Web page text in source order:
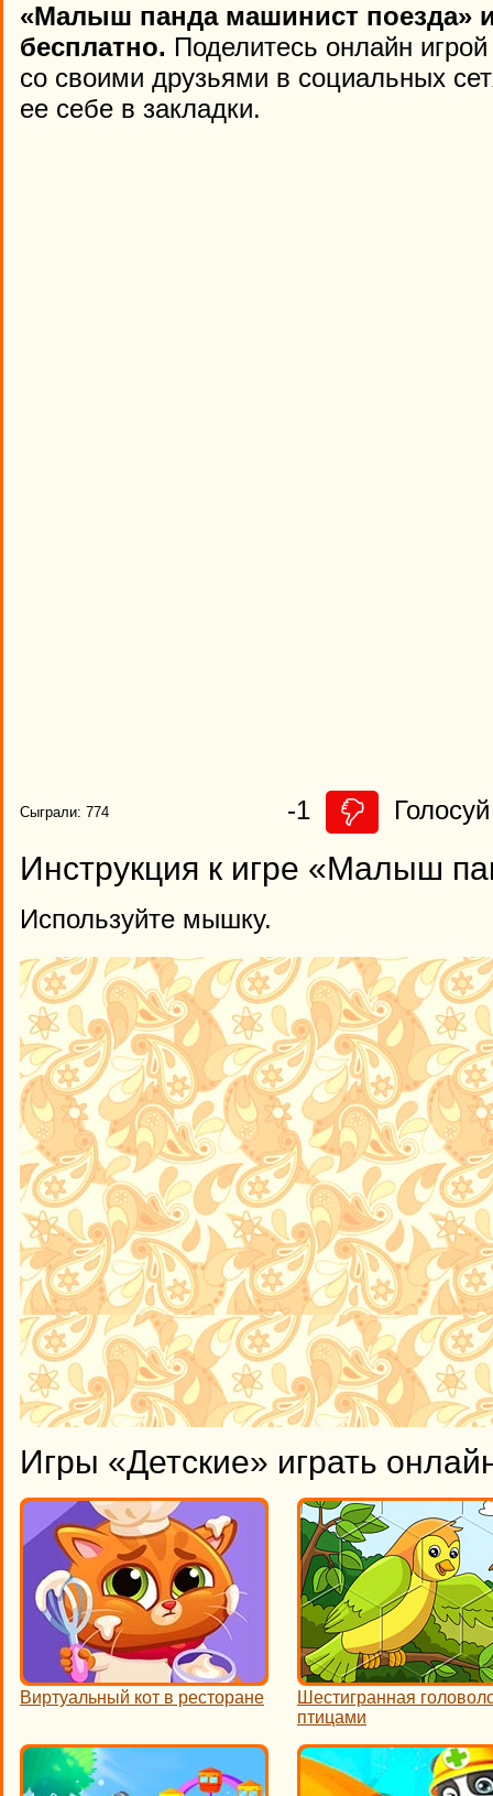
«Малыш панда машинист поезда»
бесплатно. Поделитесь онлайн
со своими друзьями в социальных
ее себе в закладки.
Сыграли: 774 -1
Инструкция к игре «Малыш
Используйте мышку.
Игры «Детские» играть
Виртуальный кот в ресторане
Шестигранная
птицами